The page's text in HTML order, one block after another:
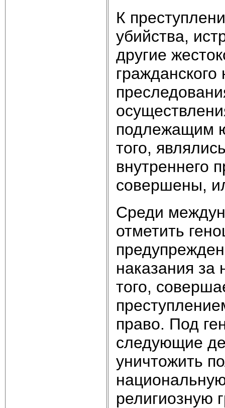
К
убийства,
другие
подлежащим
того,
внутреннего
совершены,
Среди
отметить
наказания за
того,
право. Под
следующие
уничтожить
религиозную